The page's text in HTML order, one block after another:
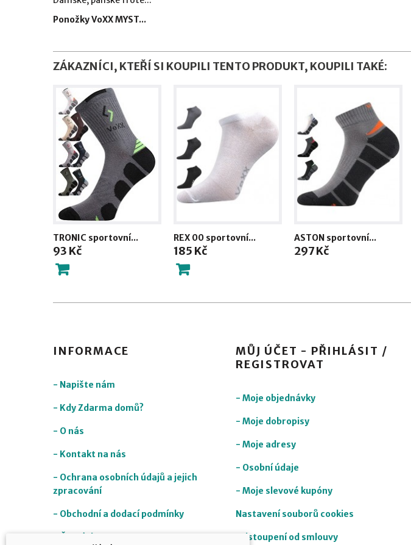
Ponožky VoXX MYST...
ZÁKAZNÍCI, KTEŘÍ SI KOUPILI TENTO PRODUKT, KOUPILI TAKÉ:
TRONIC sportovní...
93 Kč
REX 00 sportovní...
185 Kč
ASTON sportovní...
297 Kč
INFORMACE
- Napište nám
- Kdy Zdarma domů?
- O nás
- Kontakt na nás
- Ochrana osobních údajů a jejich
zpracování
- Obchodní a dodací podmínky
- Časté dotazy
MŮJ ÚČET - PŘIHLÁSIT /
REGISTROVAT
- Moje objednávky
- Moje dobropisy
- Moje adresy
- Osobní údaje
- Moje slevové kupóny
Nastavení souborů cookies
Odstoupení od smlouvy